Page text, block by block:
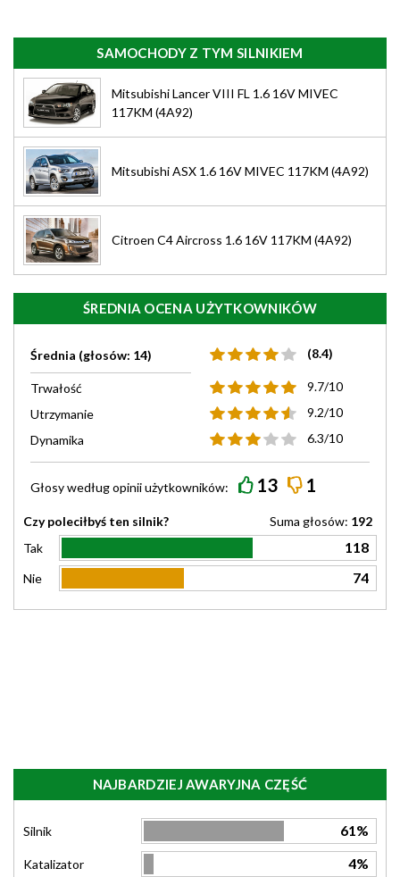
SAMOCHODY Z TYM SILNIKIEM
Mitsubishi Lancer VIII FL 1.6 16V MIVEC
117KM (4A92)
Mitsubishi ASX 1.6 16V MIVEC 117KM (4A92)
Citroen C4 Aircross 1.6 16V 117KM (4A92)
ŚREDNIA OCENA UŻYTKOWNIKÓW
Średnia (głosów: 14) (8.4)
Trwałość
9.7/10
Utrzymanie
9.2/10
Dynamika
6.3/10
Głosy wedługopiniiużytkowników: 13 1
Czy poleciłbyś ten silnik? Suma głosów: 192
Tak
118
Nie 74
NAJBARDZIEJ AWARYJNA CZĘŚĆ
Silnik 61%
Katalizator 4%